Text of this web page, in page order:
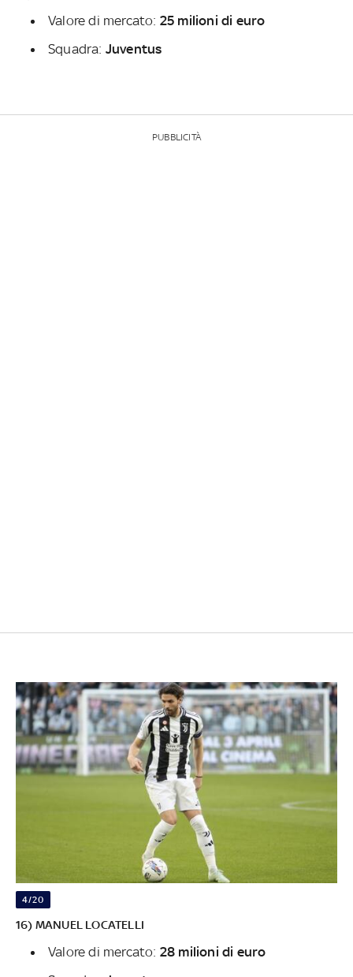
Valore di mercato: 25 milioni di euro
Squadra: Juventus
PUBBLICITÀ
4/20
16) MANUEL LOCATELLI
Valore di mercato: 28 milioni di euro